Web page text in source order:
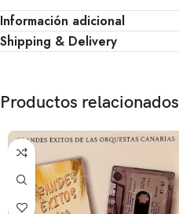
Información adicional
Shipping & Delivery
Productos relacionados